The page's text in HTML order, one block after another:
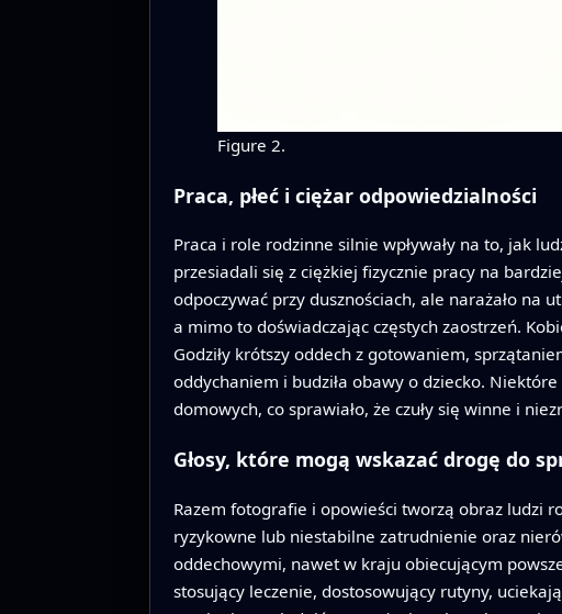
Figure 2.
Praca, płeć i ciężar odpowiedzialności
Praca i role rodzinne silnie wpływały na to, jak
przesiadali się z ciężkiej fizycznie pracy na
odpoczywać przy dusznościach, ale narażało na
a mimo to doświadczając częstych zaostrzeń.
Godziły krótszy oddech z gotowaniem,
oddychaniem i budziła obawy o dziecko.
domowych, co sprawiało, że czuły się winne i
Głosy, które mogą wskazać drogę do
Razem fotografie i opowieści tworzą obraz ludzi
ryzykowne lub niestabilne zatrudnienie oraz
oddechowymi, nawet w kraju obiecującym
stosujący leczenie, dostosowujący rutyny,